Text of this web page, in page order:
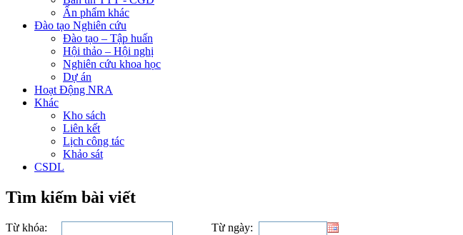
Ấn phẩm khác
Đào tạo Nghiên cứu
Đào tạo – Tập huấn
Hội thảo – Hội nghị
Nghiên cứu khoa học
Dự án
Hoạt Động NRA
Khác
Kho sách
Liên kết
Lịch công tác
Khảo sát
CSDL
Tìm kiếm bài viết
Từ khóa:
Từ ngày: